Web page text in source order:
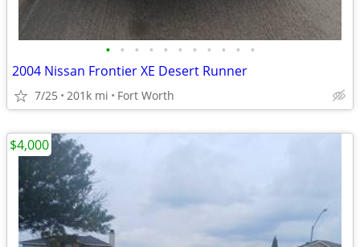
• • • • • • • • • • •
2004 Nissan Frontier XE Desert Runner
7/25 201k mi Fort Worth
$4,000